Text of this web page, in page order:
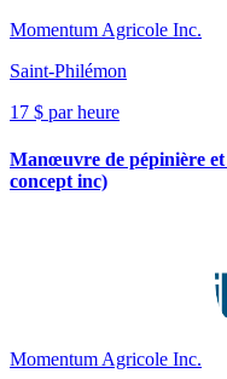
Momentum Agricole Inc.
Saint-Philémon
17 $ par heure
Manœuvre de pépinière
concept inc)
Momentum Agricole Inc.